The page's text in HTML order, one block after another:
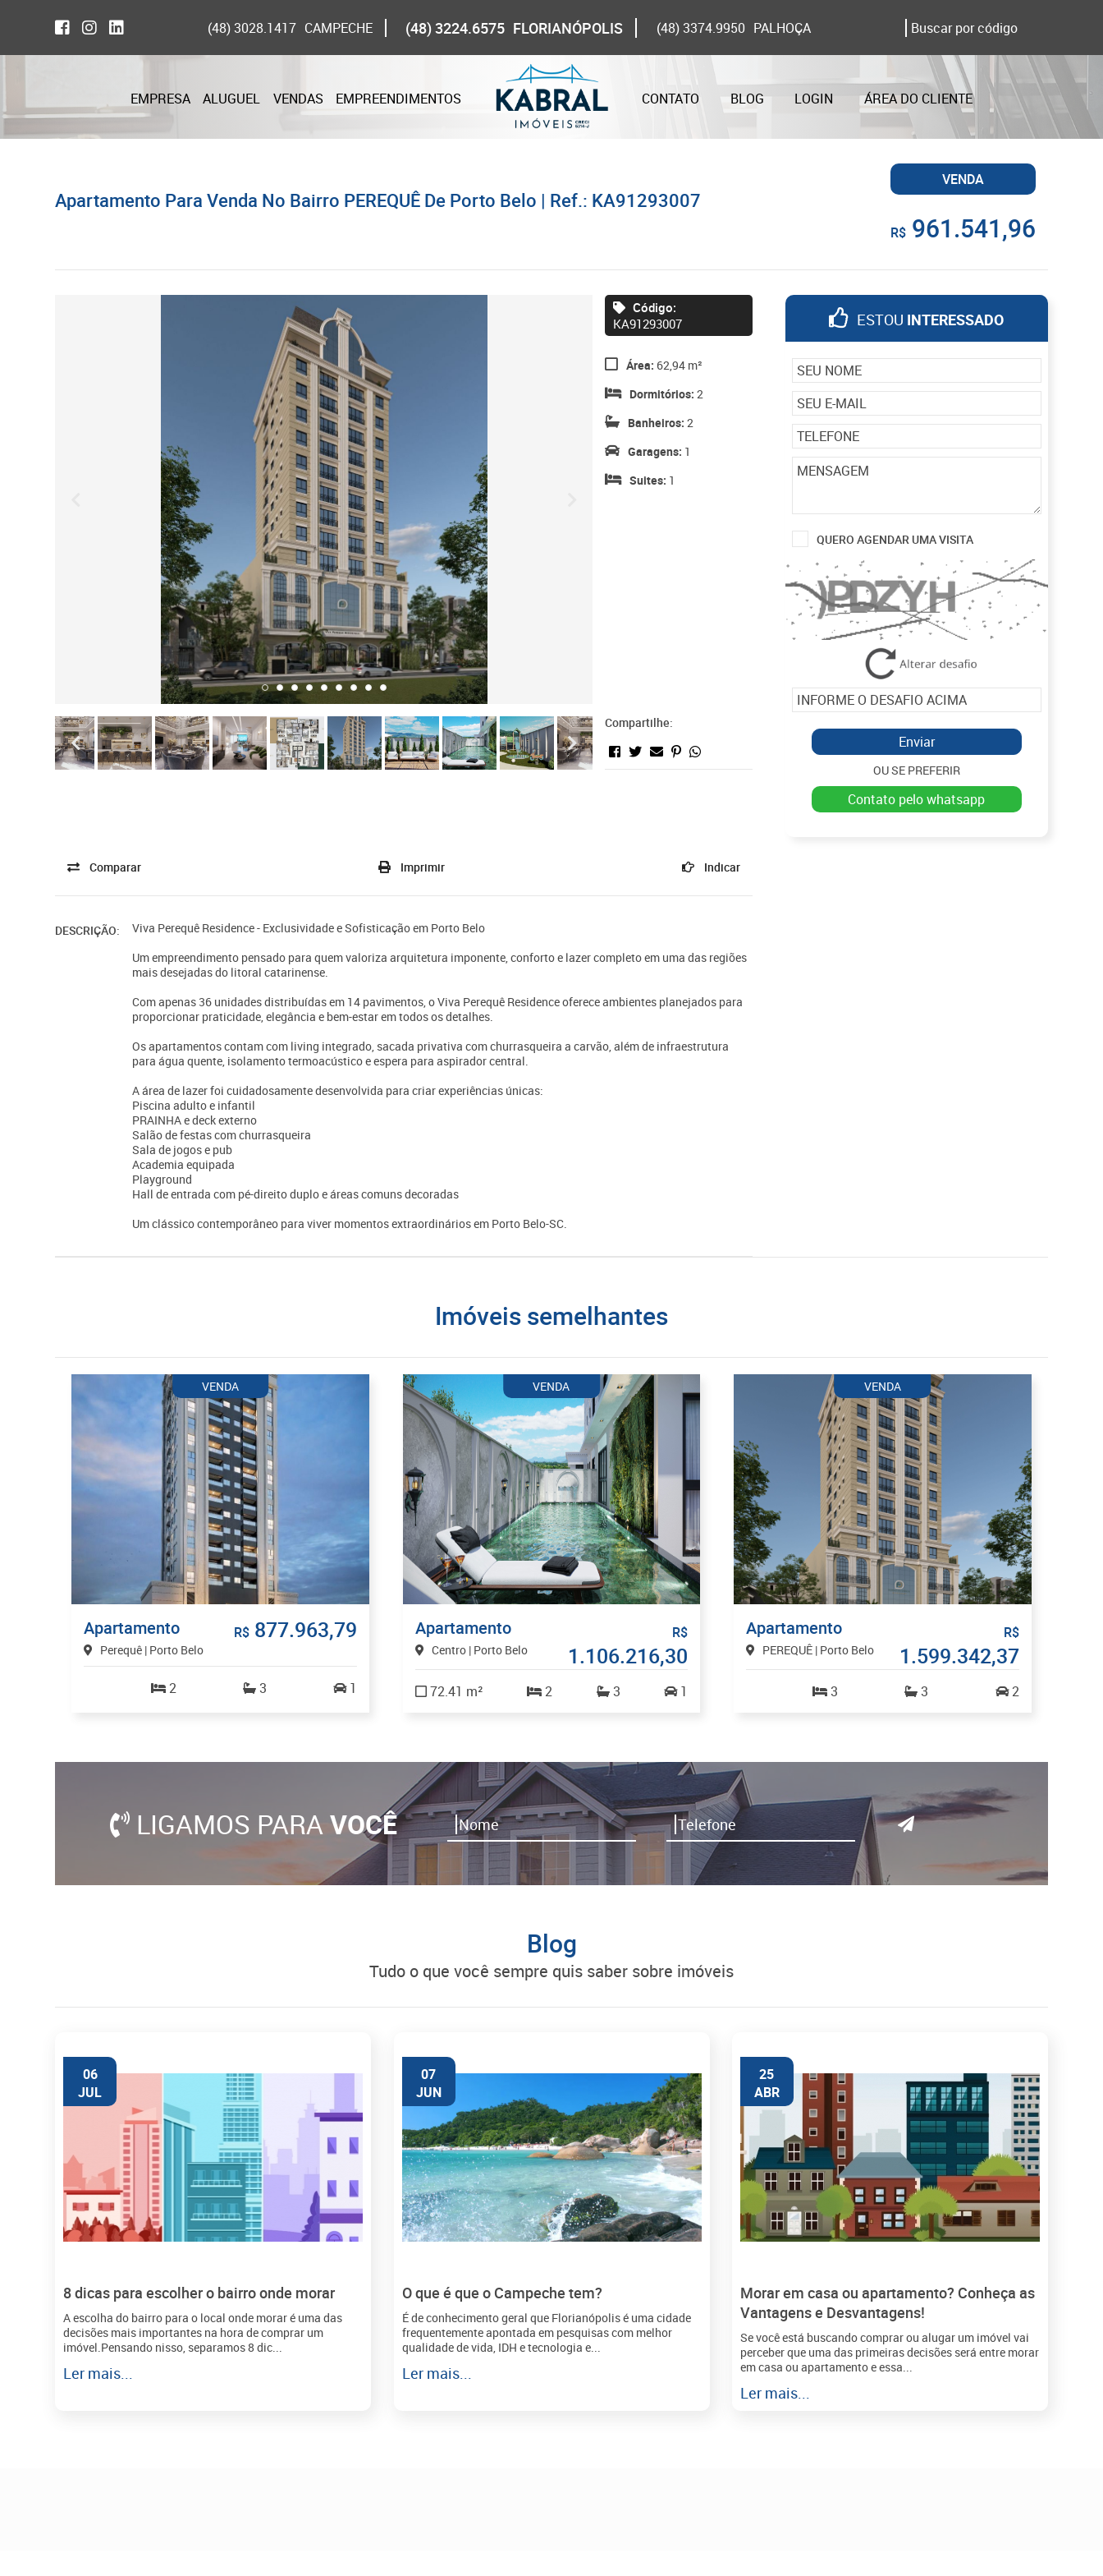
(48) 3028.1417 CAMPECHE (48) 3224.6575 FLORIANÓPOLIS (48) 3374.9950 PALHOÇA
EMPRESA ALUGUEL VENDAS EMPREENDIMENTOS CONTATO BLOG LOGIN ÁREA DO CLIENTE
Apartamento Para Venda No Bairro PEREQUÊ De Porto Belo | Ref.: KA91293007
VENDA
R$961.541,96
ESTOU INTERESSADO
QUERO AGENDAR UMA VISITA
Enviar
OU SE PREFERIR
contato pelo whatsapp
Código:
KA91293007
Área: 62,94 m²
Dormitórios: 2
Banheiros: 2
Garagens: 1
Suites: 1
Compartilhe:
Comparar Imprimir Indicar
DESCRIÇÃO:
Viva Perequê Residence - Exclusividade e Sofisticação em Porto Belo
Um empreendimento pensado para quem valoriza arquitetura imponente, conforto e lazer completo em uma das regiões
mais desejadas do litoral catarinense.
Com apenas 36 unidades distribuídas em 14 pavimentos, o Viva Perequê Residence oferece ambientes planejados para
proporcionar praticidade, elegância e bem-estar em todos os detalhes.
Os apartamentos contam com living integrado, sacada privativa com churrasqueira a carvão, além de infraestrutura
para água quente, isolamento termoacústico e espera para aspirador central.
A área de lazer foi cuidadosamente desenvolvida para criar experiências únicas:
Piscina adulto e infantil
PRAINHA e deck externo
Salão de festas com churrasqueira
Sala de jogos e pub
Academia equipada
Playground
Hall de entrada com pé-direito duplo e áreas comuns decoradas
Um clássico contemporâneo para viver momentos extraordinários em Porto Belo-SC.
imóveis semelhantes
VENDA
Apartamento
Perequê | Porto Belo
R$ 877.963,79
2 3 1
VENDA
Apartamento
Centro | Porto Belo
R$
1.106.216,30
72.41 m² 2 3 1
VENDA
Apartamento
PEREQUÊ | Porto Belo
R$
1.599.342,37
3 3 2
LIGAMOS PARAVOCÊ
Blog
tudo o que você sempre quis saber sobre imóveis
06
JUL
8 dicas para escolher o bairro onde morar
A escolha do bairro para o local onde morar é uma das
decisões mais importantes na hora de comprar um
imóvel.Pensando nisso, separamos 8 dic...
Ler mais...
07
JUN
O que é que o Campeche tem?
É de conhecimento geral que Florianópolis é uma cidade
frequentemente apontada em pesquisas com melhor
qualidade de vida, IDH e tecnologia e...
Ler mais...
25
ABR
Morar em casa ou apartamento? Conheça as
Vantagens e Desvantagens!
Se você está buscando comprar ou alugar um imóvel vai
perceber que uma das primeiras decisões será entre morar
em casa ou apartamento e essa...
Ler mais...